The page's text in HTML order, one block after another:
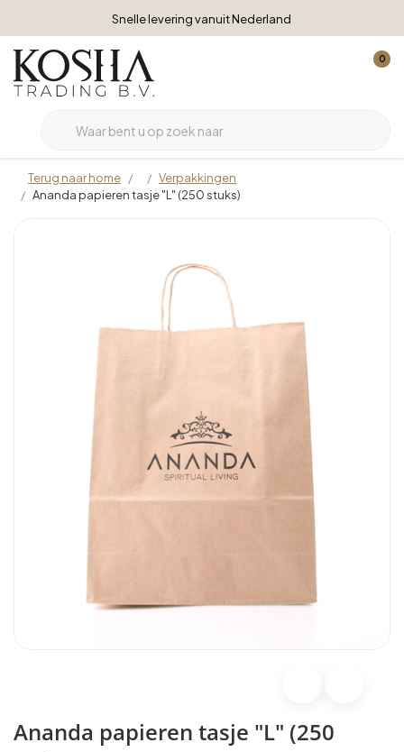
Snelle levering vanuit Nederland
0
Terug naar home
Verpakkingen
Ananda papieren tasje "L" (250 stuks)
Ananda papieren tasje "L" (250